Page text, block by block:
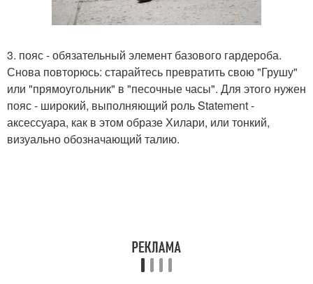
3. пояс - обязательный элемент базового гардероба.
Снова повторюсь: старайтесь превратить свою "Грушу"
или "прямоугольник" в "песочные часы". Для этого нужен
пояс - широкий, выполняющий роль Statement -
аксессуара, как в этом образе Хилари, или тонкий,
визуально обозначающий талию.